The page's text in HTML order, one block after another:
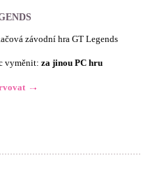
závodní hra GT Legends
vyměnit: za jinou PC hru